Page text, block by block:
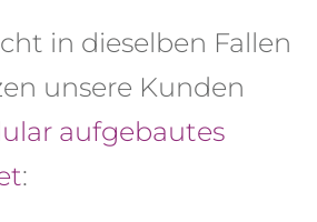
in dieselben Fallen
unsere Kunden
aufgebautes
: